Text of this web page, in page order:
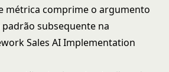
métrica comprime o argumento
padrão subsequente na
Sales AI Implementation